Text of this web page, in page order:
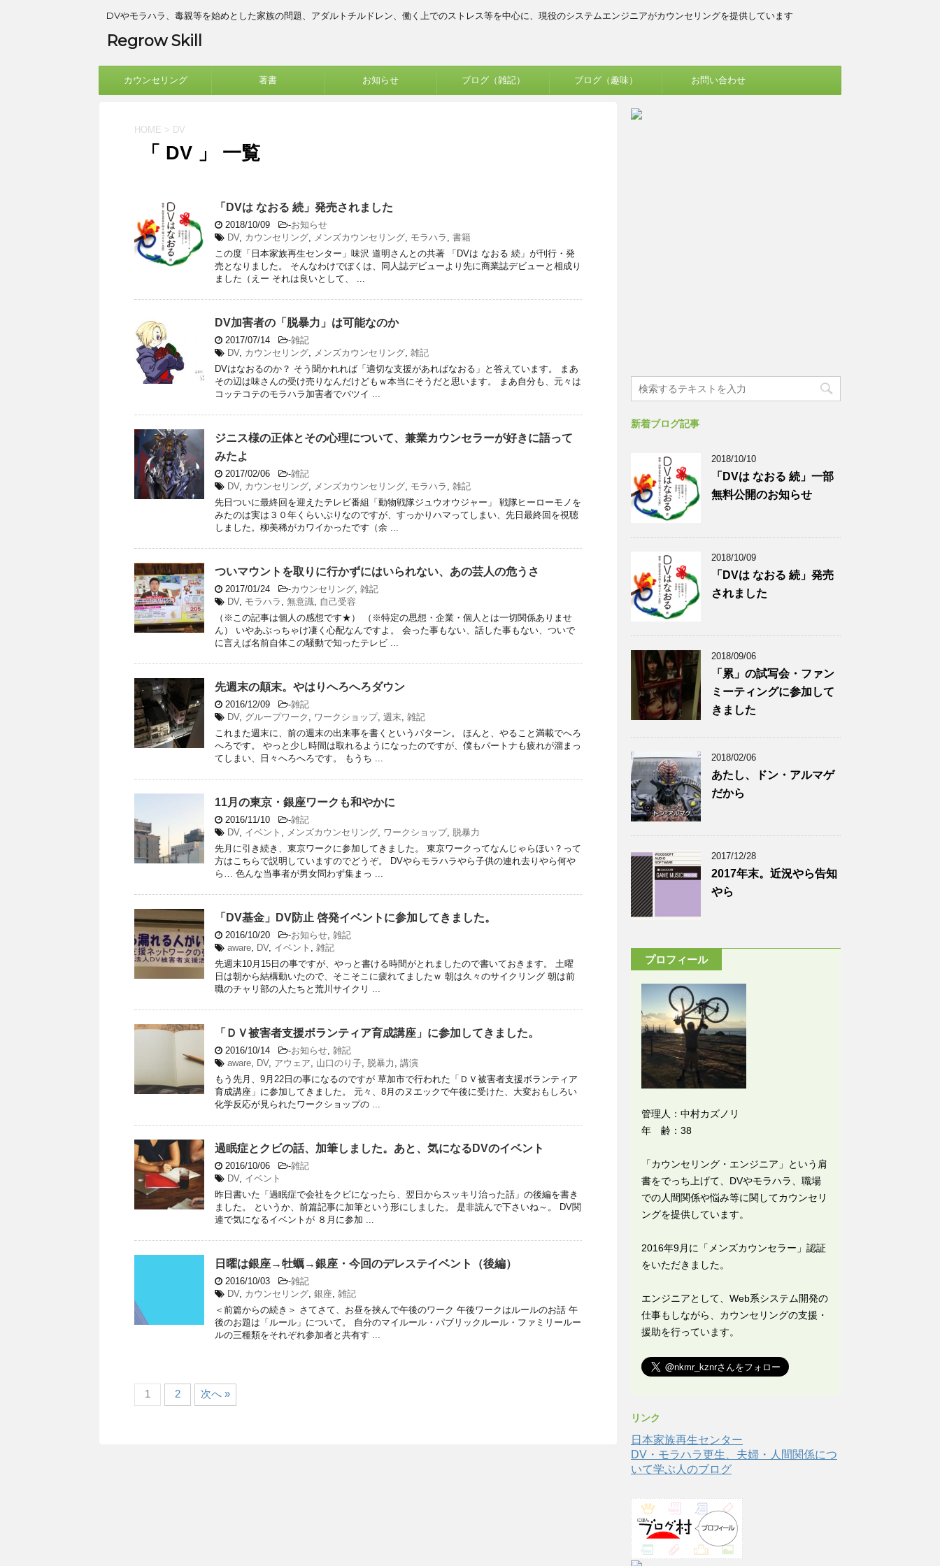
DVやモラハラ、毒親等を始めとした家族の問題、アダルトチルドレン、働く上でのストレス等を中心に、現役のシステムエンジニアがカウンセリングを提供しています
Regrow Skill
カウンセリング 著書 お知らせ ブログ（雑記） ブログ（趣味） お問い合わせ
HOME > DV
「 DV 」 一覧
「DVは なおる 続」発売されました
2018/10/09 -お知らせ
DV, カウンセリング, メンズカウンセリング, モラハラ , 書籍
この度「日本家族再生センター」味沢 道明さんとの共著 「DVは なおる 続」が刊行・発
売となりました。 そんなわけでぼくは、同人誌デビューより先に商業誌デビューと相成り
ました（えー それは良いとして、 ...
DV加害者の「脱暴力」は可能なのか
2017/07/14 -雑記
DV, カウンセリング, メンズカウンセリング, 雑記
DVはなおるのか？ そう聞かれれば「適切な支援があればなおる」と答えています。 まあ
その辺は味さんの受け売りなんだけどもｗ本当にそうだと思います。 まあ自分も、元々は
コッテコテのモラハラ加害者でバツイ ...
ジニス様の正体とその心理について、兼業カウンセラーが好きに語って
みたよ
2017/02/06 -雑記
DV, カウンセリング, メンズカウンセリング, モラハラ , 雑記
先日ついに最終回を迎えたテレビ番組「動物戦隊ジュウオウジャー」 戦隊ヒーローモノを
みたのは実は３０年くらいぶりなのですが、すっかりハマってしまい、先日最終回を視聴
しました。柳美稀がカワイかったです（余 ...
ついマウントを取りに行かずにはいられない、あの芸人の危うさ
2017/01/24 -カウンセリング, 雑記
DV, モラハラ , 無意識, 自己受容
（※この記事は個人の感想です★） （※特定の思想・企業・個人とは一切関係ありませ
ん） いやあぶっちゃけ凄く心配なんですよ。 会った事もない、話した事もない、ついで
に言えば名前自体この騒動で知ったテレビ ...
先週末の顛末。やはりへろへろダウン
2016/12/09 -雑記
DV, グループワーク , ワークショップ, 週末, 雑記
これまた週末に、前の週末の出来事を書くというパターン。 ほんと、やること満載でへろ
へろです。 やっと少し時間は取れるようになったのですが、僕もパートナも疲れが溜まっ
てしまい、日々へろへろです。 もうち ...
11月の東京・銀座ワークも和やかに
2016/11/10 -雑記
DV, イベント , メンズカウンセリング, ワークショップ, 脱暴力
先月に引き続き、東京ワークに参加してきました。 東京ワークってなんじゃらほい？って
方はこちらで説明していますのでどうぞ。 DVやらモラハラやら子供の連れ去りやら何や
ら… 色んな当事者が男女問わず集まっ ...
「DV基金」DV防止 啓発イベントに参加してきました。
2016/10/20 -お知らせ, 雑記
aware, DV, イベント , 雑記
先週末10月15日の事ですが、やっと書ける時間がとれましたので書いておきます。 土曜
日は朝から結構動いたので、そこそこに疲れてましたｗ 朝は久々のサイクリング 朝は前
職のチャリ部の人たちと荒川サイクリ ...
「ＤＶ被害者支援ボランティア育成講座」に参加してきました。
2016/10/14 -お知らせ, 雑記
aware, DV, アウェア, 山口のり子, 脱暴力 , 講演
もう先月、9月22日の事になるのですが 草加市で行われた「ＤＶ被害者支援ボランティア
育成講座」に参加してきました。 元々、8月のヌエックで午後に受けた、大変おもしろい
化学反応が見られたワークショップの ...
過眠症とクビの話、加筆しました。あと、気になるDVのイベント
2016/10/06 -雑記
DV, イベント
昨日書いた「過眠症で会社をクビになったら、翌日からスッキリ治った話」の後編を書き
ました。 というか、前篇記事に加筆という形にしました。 是非読んで下さいね～。 DV関
連で気になるイベントが ８月に参加 ...
日曜は銀座→牡蠣→銀座・今回のデレステイベント（後編）
2016/10/03 -雑記
DV, カウンセリング, 銀座, 雑記
＜前篇からの続き＞ さてさて、お昼を挟んで午後のワーク 午後ワークはルールのお話 午
後のお題は「ルール」について。 自分のマイルール・パブリックルール・ファミリールー
ルの三種類をそれぞれ参加者と共有す ...
1 2 次へ »
新着ブログ記事
2018/10/10
「DVは なおる 続」一部
無料公開のお知らせ
2018/10/09
「DVは なおる 続」発売
されました
2018/09/06
「累」の試写会・ファン
ミーティングに参加して
きました
2018/02/06
あたし、ドン・アルマゲ
だから
2017/12/28
2017年末。近況やら告知
やら
プロフィール
管理人：中村カズノリ
年 齢：38
「カウンセリング・エンジニア」という肩
書をでっち上げて、DVやモラハラ、職場
での人間関係や悩み等に関してカウンセリ
ングを提供しています。
2016年9月に「メンズカウンセラー」認証
をいただきました。
エンジニアとして、Web系システム開発の
仕事もしながら、カウンセリングの支援・
援助を行っています。
リンク
日本家族再生センター
DV・モラハラ更生、夫婦・人間関係につ
いて学ぶ人のブログ